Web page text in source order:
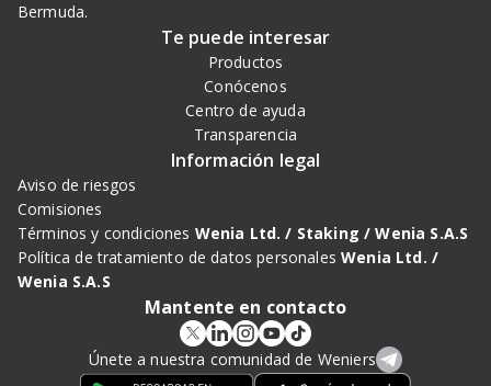
Bermuda.
Te puede interesar
Productos
Conócenos
Centro de ayuda
Transparencia
Información legal
Aviso de riesgos
Comisiones
Términos y condiciones Wenia Ltd. / Staking / Wenia S.A.S
Política de tratamiento de datos personales Wenia Ltd. /
Wenia S.A.S
Mantente en contacto
Únete a nuestra comunidad de Weniers